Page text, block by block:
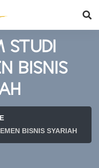
STUDI
BISNIS
BISNIS SYARIAH